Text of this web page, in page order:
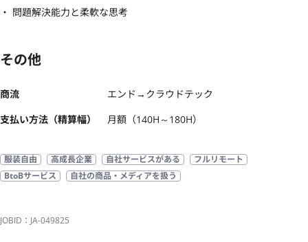
・ 問題解決能力と柔軟な思考
その他
商流
エンド→クラウドテック
支払い方法（精算幅）
月額（140H～180H）
服装自由 高成長企業 自社サービスがある
フルリモート
BtoBサービス
自社の商品・メディアを扱う
JOBID：JA-049825